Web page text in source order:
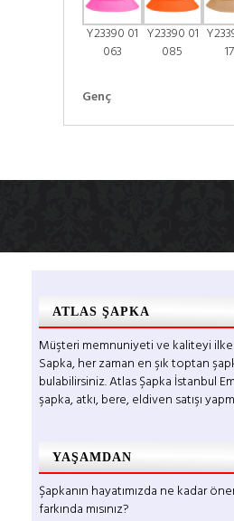
Y23390 01
063
Y23390 01
085
Genç
ATLAS ŞAPKA
Müşteri memnuniyeti ve kaliteyi
Sapka, her zaman en şık toptan
bulabilirsiniz. Atlas Şapka İstanbul
şapka, atkı, bere, eldiven satışı
YAŞAMDAN
Şapkanın hayatımızda ne kadar
farkında mısınız?